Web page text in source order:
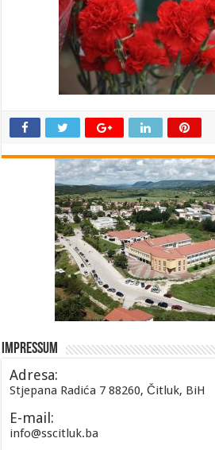
Impressum
Adresa:
Stjepana Radića 7 88260, Čitluk, BiH
E-mail:
info@sscitluk.ba